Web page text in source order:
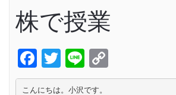
株で授業
Facebook
Twitter
Line
Link
こんにちは。小沢です。